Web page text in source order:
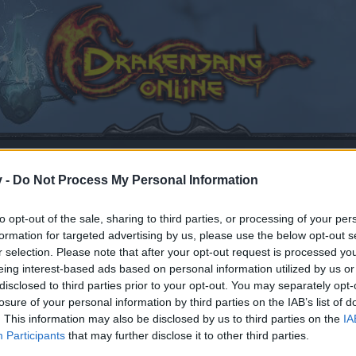
- Do Not Process My Personal Information
opt-out of the sale, sharing to third parties, or processing of your
for targeted advertising by us, please use the below opt-out
selection. Please note that after your opt-out request is processed
interest-based ads based on personal information utilized by us
to third parties prior to your opt-out. You may separately
of your personal information by third parties on the IAB’s list of
This information may also be disclosed by us to third parties on the
Participants that may further disclose it to other third parties.
Gebietserweiterung 'Shadow of the Immortals' (05.09.2025)
teilnehmen oder eigene Themen starten möchtest,
bitte registriere Dich neu. Wir freuen uns auf